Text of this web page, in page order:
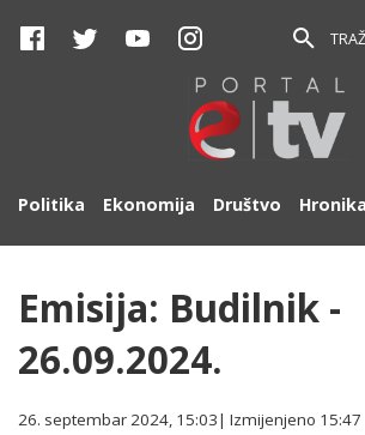
Politika Ekonomija Društvo Hronika
Emisija: Budilnik -
26.09.2024.
26. septembar 2024, 15:03| Izmijenjeno 15:47